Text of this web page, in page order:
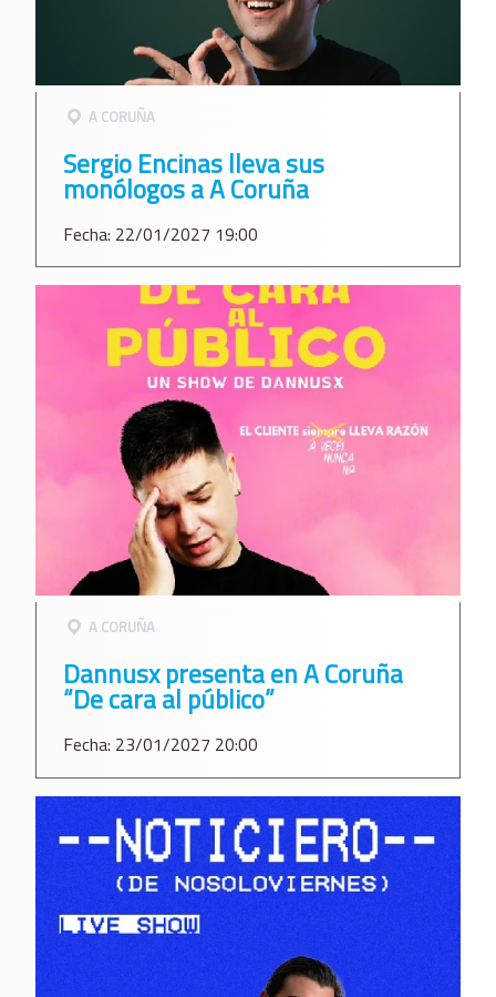
A CORUÑA
Sergio Encinas lleva sus
monólogos a A Coruña
Fecha: 22/01/2027 19:00
A CORUÑA
Dannusx presenta en A Coruña
“De cara al público”
Fecha: 23/01/2027 20:00